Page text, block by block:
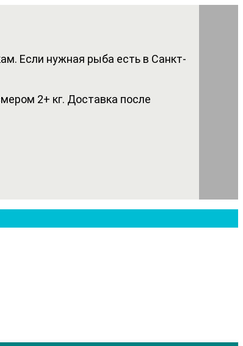
Если нужная рыба есть в Санкт-
2+ кг. Доставка после